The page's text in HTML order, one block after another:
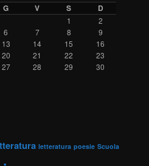
G V S D
1
2
6 7 8
9
13 14 15
16
20 21 22
23
27 28 29
30
letteratura poesie Scuola